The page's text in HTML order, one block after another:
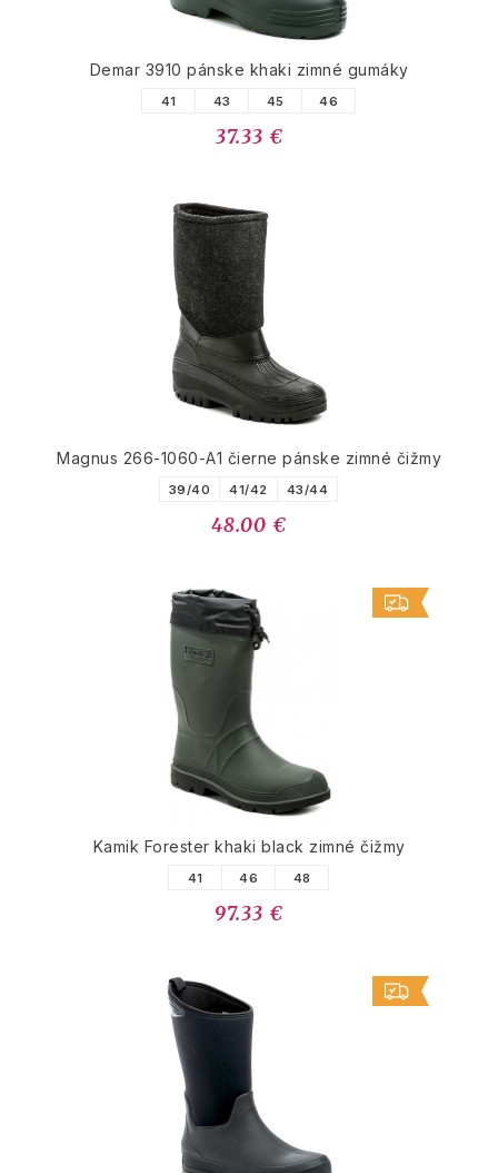
Demar 3910 pánske khaki zimné gumáky
41 43 45 46
37.33 €
Magnus 266-1060-A1 čierne pánske zimné čižmy
39/40 41/42 43/44
48.00 €
Kamik Forester khaki black zimné čižmy
41 46 48
97.33 €